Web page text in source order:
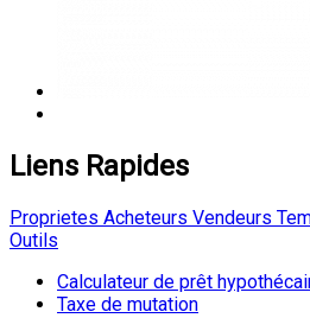
Liens Rapides
Proprietes Acheteurs Vendeurs
Outils
Calculateur de prêt
Taxe de mutation